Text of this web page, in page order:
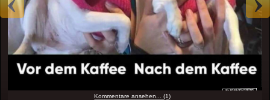
Kommentare ansehen... (1)